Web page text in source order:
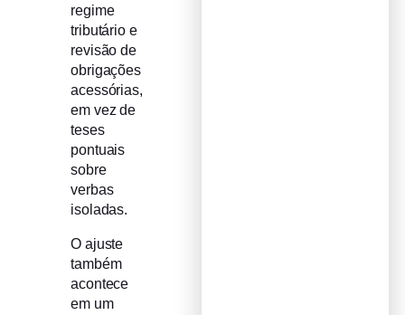
regime
tributário e
revisão de
obrigações
acessórias,
em vez de
teses
pontuais
sobre
verbas
isoladas.
O ajuste
também
acontece
em um